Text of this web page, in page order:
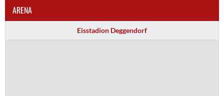
ARENA
Eisstadion Deggendorf